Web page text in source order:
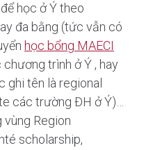
học ở Ý theo
đa bằng (tức vẫn có
học bổng MAECI
trình ở Ý , hay
ghi tên là regional
các trường ĐH ở Ý)…
vùng Region
scholarship,